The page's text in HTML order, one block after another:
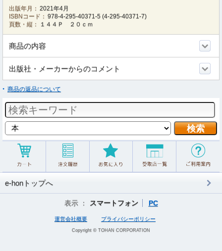
出版年月： 2021年4月
ISBNコード： 978-4-295-40371-5 (4-295-40371-7)
頁数・縦：
１４４Ｐ ２０ｃｍ
商品の内容
出版社・メーカーからのコメント
商品の返品について
e-honトップへ
表示 ： スマートフォン PC
運営会社概要 プライバシーポリシー
Copyright © TOHAN CORPORATION